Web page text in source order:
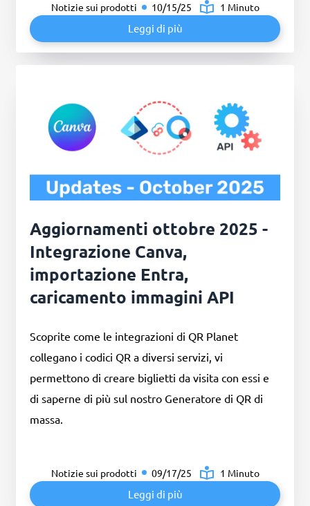
Notizie sui prodotti 10/15/25 1 Minuto
Leggi di più
Aggiornamenti ottobre 2025 -
Integrazione Canva,
importazione Entra,
caricamento immagini API
Scoprite come le integrazioni di QR Planet
collegano i codici QR a diversi servizi, vi
permettono di creare biglietti da visita con essi e
di saperne di più sul nostro Generatore di QR di
massa.
Notizie sui prodotti 09/17/25 1 Minuto
Leggi di più